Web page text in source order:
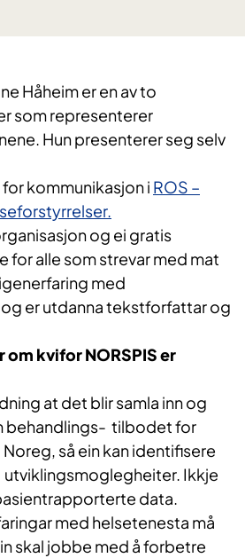
Håheim er en av to
som representerer
Hun presenterer seg selv
kommunikasjon i ROS –
og ei gratis
for alle som strevar med mat
med
er utdanna tekstforfattar og
om kvifor NORSPIS er
at det blir samla inn og
behandlings- tilbodet for
så ein kan identifisere
Ikkje
data.
med helsetenesta må
skal jobbe med å forbetre